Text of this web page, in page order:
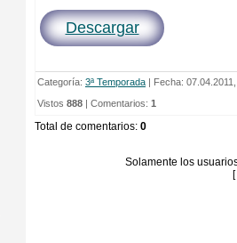
Descargar
Categoría: 3ª Temporada | Fecha:
Vistos 888 | Comentarios: 1
Total de comentarios: 0
Solamente los
[